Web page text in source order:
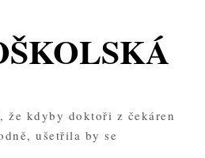
kdyby doktoři z čekáren
ušetřila by se